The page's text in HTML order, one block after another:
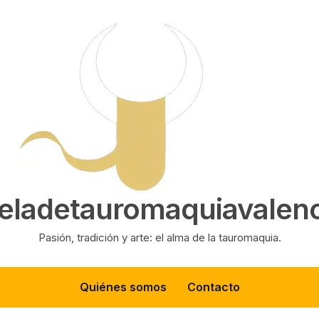
Pasión, tradición y arte: el alma de la tauromaquia.
Quiénes somos Contacto